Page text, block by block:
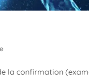
la confirmation